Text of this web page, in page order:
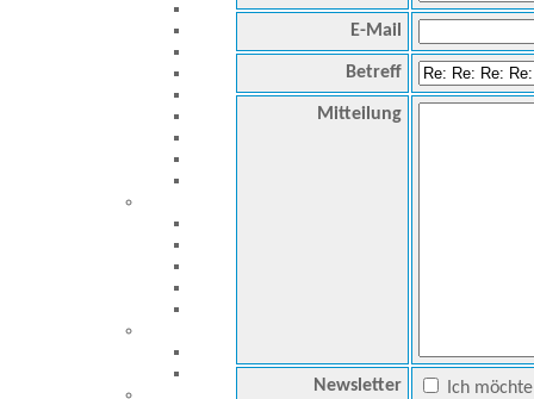
E-Mail
Betreff
Mitteilung
Newsletter Ich